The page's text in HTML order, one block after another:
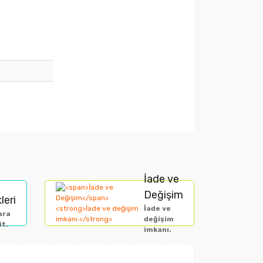
İade ve
Değişim
İade ve
değişim
imkanı.